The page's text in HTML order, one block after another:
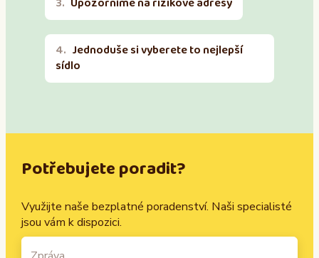
Jednoduše si vyberete to nejlepší
sídlo
Potřebujete poradit?
Využijte naše bezplatné poradenství. Naši specialisté
jsou vám k dispozici.